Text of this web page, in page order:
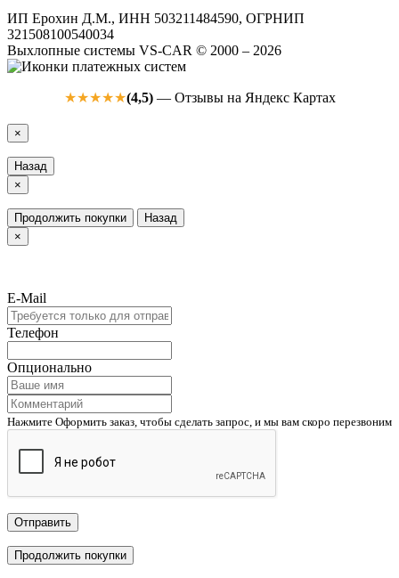
ИП Ерохин Д.М., ИНН 503211484590, ОГРНИП
321508100540034
Выхлопные системы VS-CAR © 2000 – 2026
★★★★★(4,5)— Отзывы на Яндекс Картах
×
Назад
×
Продолжить покупки
Назад
×
E-Mail
Телефон
Опционально
Нажмите Оформить заказ, чтобы сделать запрос, и мы вам скоро перезвоним
Отправить
Продолжить покупки